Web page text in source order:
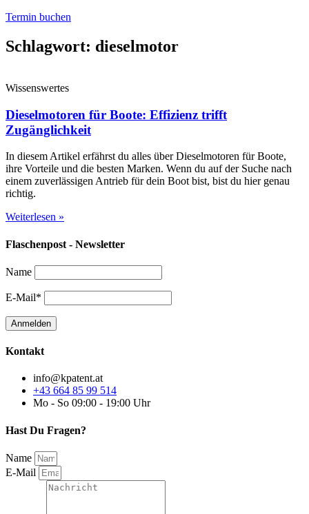
Termin buchen
Schlagwort: dieselmotor
Wissenswertes
Dieselmotoren für Boote: Effizienz trifft
Zugänglichkeit
In diesem Artikel erfährst du alles über Dieselmotoren für Boote,
ihre Vorteile und die besten Marken. Wenn du auf der Suche nach
einem zuverlässigen Antrieb für dein Boot bist, bist du hier genau
richtig.
Weiterlesen »
Flaschenpost - Newsletter
Name
E-Mail*
Kontakt
info@kpatent.at
+43 664 85 99 514
Mo - So 09:00 - 19:00 Uhr
Hast Du Fragen?
Name
E-Mail